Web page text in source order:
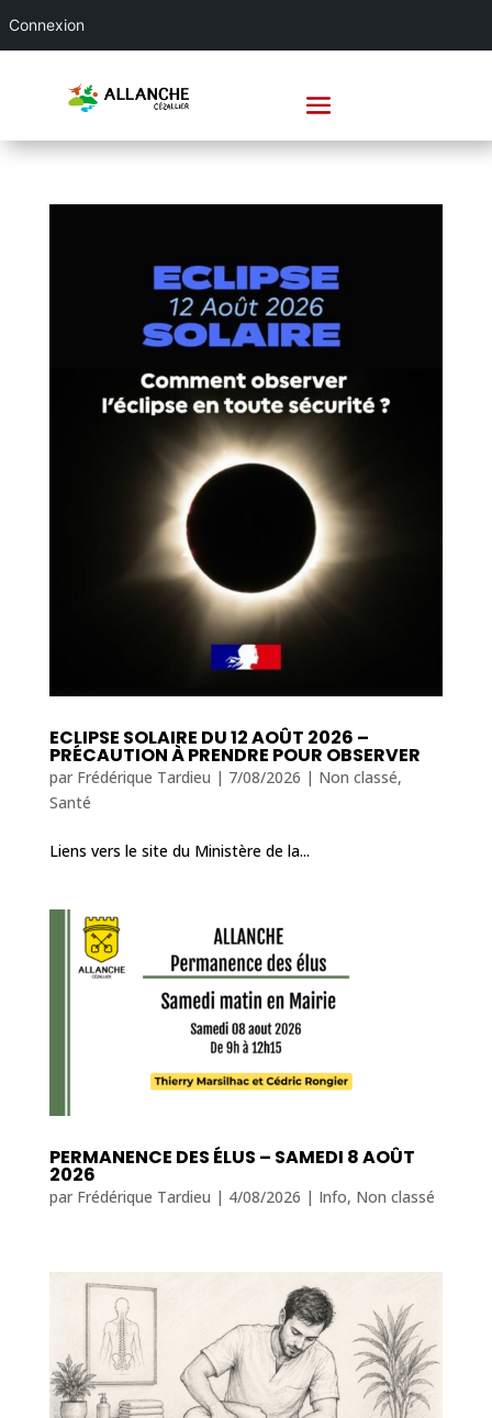
ECLIPSE SOLAIRE DU 12 AOÛT 2026 –
PRÉCAUTION À PRENDRE POUR OBSERVER
par Frédérique Tardieu | 7/08/2026 | Non classé,
Santé
Liens vers le site du Ministère de la...
PERMANENCE DES ÉLUS – SAMEDI 8 AOÛT
2026
par Frédérique Tardieu | 4/08/2026 | Info, Non classé
Connexion